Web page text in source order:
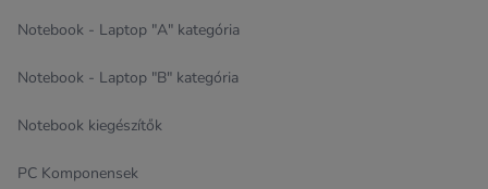
Notebook - Laptop "A" kategória
Notebook - Laptop "B" kategória
Notebook kiegészítők
PC Komponensek